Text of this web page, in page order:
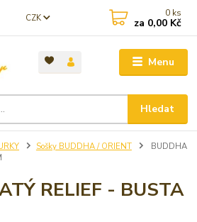
Menu
CZK
Hledat
0 ks
za 0,00 Kč
Sošky BUDDHA / ORIENT
BUDDHA
RELIEF - BUSTA